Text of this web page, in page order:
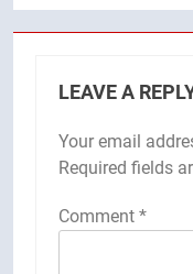
LEAVE A
Your email
Required fields
Comment *